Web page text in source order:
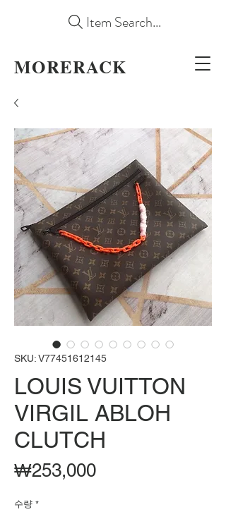
MORERACK
Item Search...
SKU: V77451612145
LOUIS VUITTON
VIRGIL ABLOH
CLUTCH
₩253,000가
수량 *